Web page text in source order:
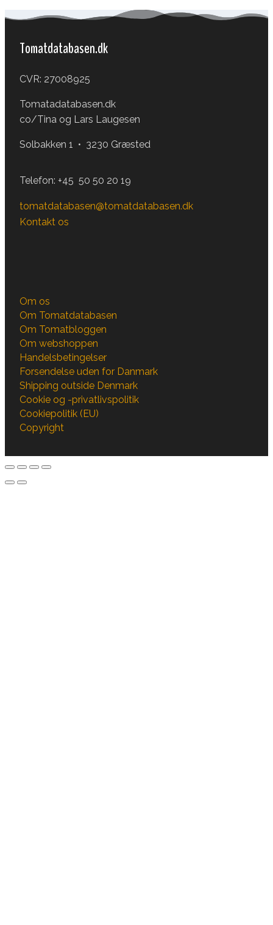
Tomatdatabasen.dk
CVR: 27008925
Tomatadatabasen.dk
co/Tina og Lars Laugesen
Solbakken 1 • 3230 Græsted
Telefon: +45 50 50 20 19
tomatdatabasen@tomatdatabasen.dk
Kontakt os
Om os
Om Tomatdatabasen
Om Tomatbloggen
Om webshoppen
Handelsbetingelser
Forsendelse uden for Danmark
Shipping outside Denmark
Cookie og -privatlivspolitik
Cookiepolitik (EU)
Copyright